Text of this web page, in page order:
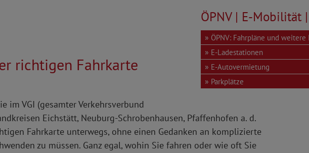
ÖPNV | E-Mobilität
ÖPNV: Fahrpläne und weitere
E-Ladestationen
E-Autovermietung
Parkplätze
richtigen Fahrkarte
im VGI (gesamter Verkehrsverbund
Eichstätt, Neuburg-Schrobenhausen, Pfaffenhofen a. d.
Fahrkarte unterwegs, ohne einen Gedanken an komplizierte
zu müssen. Ganz egal, wohin Sie fahren oder wie oft Sie